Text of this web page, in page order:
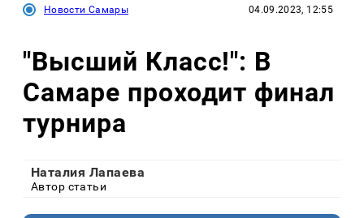
Новости Самары 04.09.2023, 12:55
"Высший Класс!": В
Самаре проходит финал
турнира
Наталия Лапаева
Автор статьи